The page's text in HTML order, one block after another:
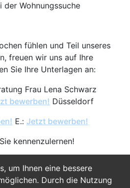
um Ihnen eine bessere
Durch die Nutzung
Wohnungssuche
fühlen und Teil unseres
freuen wir uns auf Ihre
Sie Ihre Unterlagen an:
Frau Lena Schwarz
bewerben! Düsseldorf
E.: Jetzt bewerben!
kennenzulernen!
Bewerben